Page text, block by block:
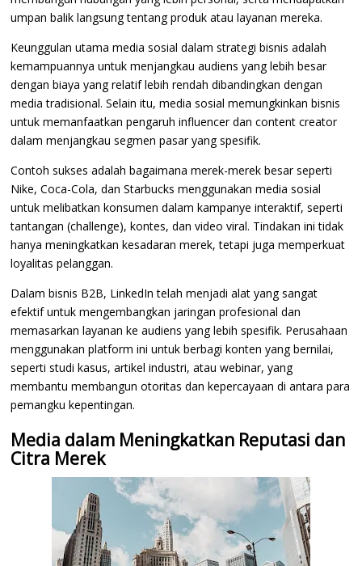
umpan balik langsung tentang produk atau layanan mereka.
Keunggulan utama media sosial dalam strategi bisnis adalah
kemampuannya untuk menjangkau audiens yang lebih besar
dengan biaya yang relatif lebih rendah dibandingkan dengan
media tradisional. Selain itu, media sosial memungkinkan bisnis
untuk memanfaatkan pengaruh influencer dan content creator
dalam menjangkau segmen pasar yang spesifik.
Contoh sukses adalah bagaimana merek-merek besar seperti
Nike, Coca-Cola, dan Starbucks menggunakan media sosial
untuk melibatkan konsumen dalam kampanye interaktif, seperti
tantangan (challenge), kontes, dan video viral. Tindakan ini tidak
hanya meningkatkan kesadaran merek, tetapi juga memperkuat
loyalitas pelanggan.
Dalam bisnis B2B, LinkedIn telah menjadi alat yang sangat
efektif untuk mengembangkan jaringan profesional dan
memasarkan layanan ke audiens yang lebih spesifik. Perusahaan
menggunakan platform ini untuk berbagi konten yang bernilai,
seperti studi kasus, artikel industri, atau webinar, yang
membantu membangun otoritas dan kepercayaan di antara para
pemangku kepentingan.
Media dalam Meningkatkan Reputasi dan
Citra Merek